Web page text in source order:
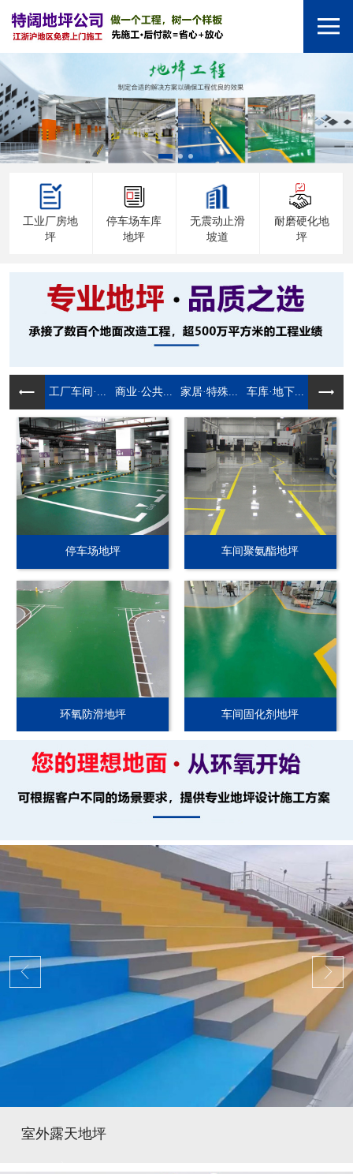
工业厂房地
坪
停车场车库
地坪
无震动止滑
坡道
耐磨硬化地
坪
工厂车间·... 商业·公共... 家居·特殊... 车库·地下...
停车场地坪 车间聚氨酯地坪
环氧防滑地坪 车间固化剂地坪
室外露天地坪